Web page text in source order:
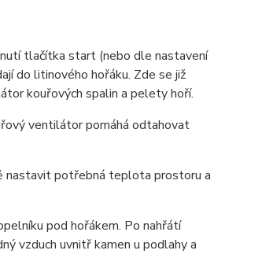
tlačítka start (nebo dle nastavení
do litinového hořáku. Zde se již
kouřových spalin a pelety hoří.
ventilátor pomáhá odtahovat
nastavit potřebná teplota prostoru a
pod hořákem. Po nahřátí
vzduch uvnitř kamen u podlahy a